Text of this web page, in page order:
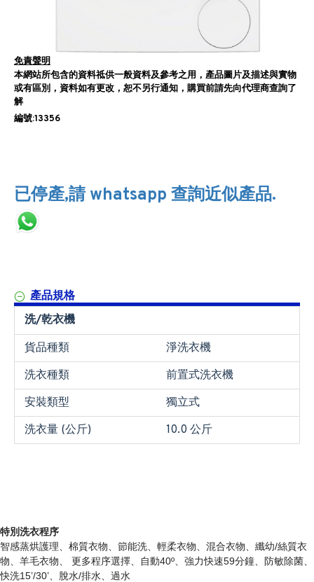
免責聲明
本網站所包含的資料祗供一般資料及參考之用，產品圖片及描述與實物
或有區別，資料如有更改，恕不另行通知，購買前請先向代理商查詢了
解
編號:13356
已停產,請 whatsapp 查詢近似產品.
產品規格
洗/乾衣機
貨品種類
淨洗衣機
洗衣種類
前置式洗衣機
安裝類型
獨立式
洗衣量 (公斤)
10.0 公斤
特別洗衣程序
智感蒸烘護理、棉質衣物、節能洗、輕柔衣物、混合衣物、纖幼/絲質衣
物、羊毛衣物、 更多程序選擇、自動40º、強力快速59分鐘、防敏除菌、
快洗15’/30’、脫水/排水、過水